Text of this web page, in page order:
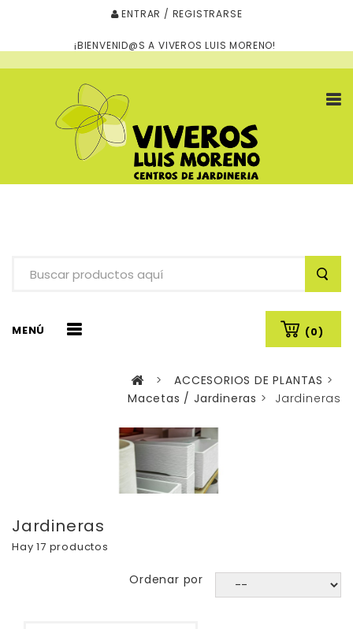
ENTRAR / REGISTRARSE
¡BIENVENID@S A VIVEROS LUIS MORENO!
(0)
MENÚ
> ACCESORIOS DE PLANTAS >
Macetas / Jardineras > Jardineras
Jardineras
Hay 17 productos
Ordenar por